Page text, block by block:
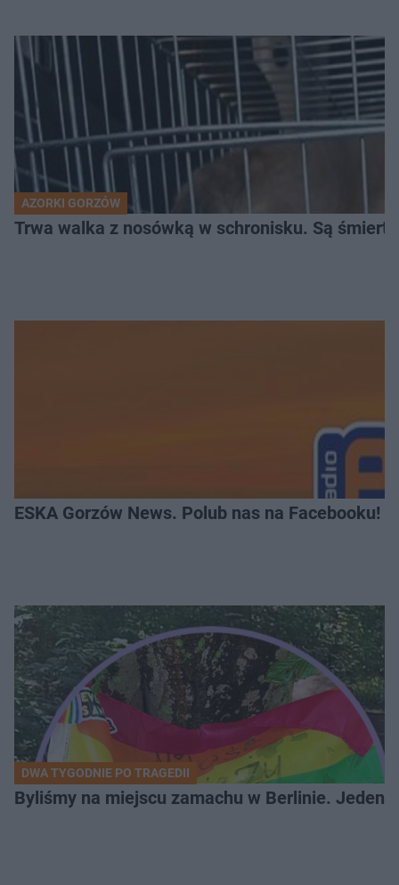
AZORKI GORZÓW
Trwa walka z nosówką w schronisku. Są
ESKA Gorzów News. Polub nas na Facebooku!
DWA TYGODNIE PO TRAGEDII
Byliśmy na miejscu zamachu w Berlinie. Jeden